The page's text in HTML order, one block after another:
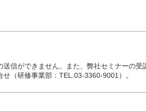
信ができません。また、弊社セミナーの受
（研修事業部：TEL.03-3360-9001）。